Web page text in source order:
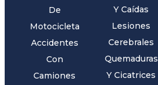
De
Motocicleta
Accidentes
Con
Camiones
Y Caídas
Lesiones
Cerebrales
Quemaduras
Y Cicatrices